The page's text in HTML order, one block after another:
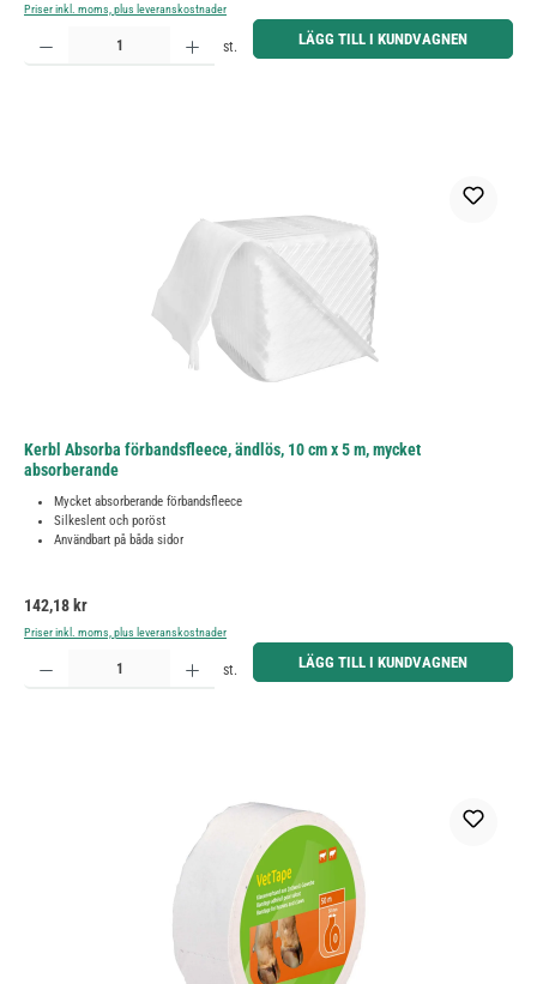
Priser inkl. moms, plus leveranskostnader
Produktkvantitet: Ange önskat belopp eller använd knapparna för att öka eller minska kvantiteten.
st. LÄGG TILL I KUNDVAGNEN
Kerbl Absorba förbandsfleece, ändlös, 10 cm x 5 m, mycket
absorberande
Mycket absorberande förbandsfleece
Silkeslent och poröst
Användbart på båda sidor
Ordinarie pris:
142,18 kr
Priser inkl. moms, plus leveranskostnader
Produktkvantitet: Ange önskat belopp eller använd knapparna för att öka eller minska kvantiteten.
st. LÄGG TILL I KUNDVAGNEN